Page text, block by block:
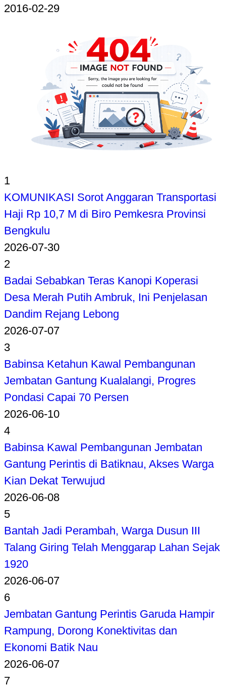
2016-02-29
1
KOMUNIKASI Sorot Anggaran Transportasi
Haji Rp 10,7 M di Biro Pemkesra Provinsi
Bengkulu
2026-07-30
2
Badai Sebabkan Teras Kanopi Koperasi
Desa Merah Putih Ambruk, Ini Penjelasan
Dandim Rejang Lebong
2026-07-07
3
Babinsa Ketahun Kawal Pembangunan
Jembatan Gantung Kualalangi, Progres
Pondasi Capai 70 Persen
2026-06-10
4
Babinsa Kawal Pembangunan Jembatan
Gantung Perintis di Batiknau, Akses Warga
Kian Dekat Terwujud
2026-06-08
5
Bantah Jadi Perambah, Warga Dusun III
Talang Giring Telah Menggarap Lahan Sejak
1920
2026-06-07
6
Jembatan Gantung Perintis Garuda Hampir
Rampung, Dorong Konektivitas dan
Ekonomi Batik Nau
2026-06-07
7